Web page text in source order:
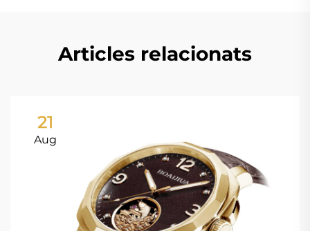
Articles relacionats
21
Aug